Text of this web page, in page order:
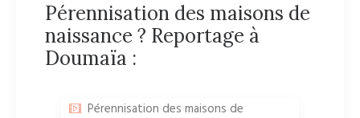
Pérennisation des maisons de
naissance ? Reportage à
Doumaïa :
Pérennisation des maisons de